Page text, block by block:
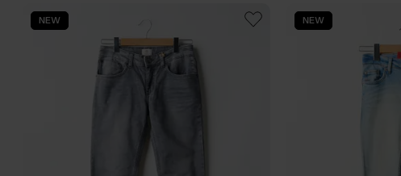
NEW NEW